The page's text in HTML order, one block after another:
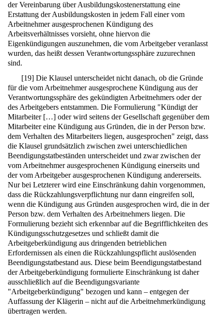
der Vereinbarung über Ausbildungskostenerstattung eine
Erstattung der Ausbildungskosten in jedem Fall einer vom
Arbeitnehmer ausgesprochenen Kündigung des
Arbeitsverhältnisses vorsieht, ohne hiervon die
Eigenkündigungen auszunehmen, die vom Arbeitgeber veranlasst
wurden, das heißt dessen Verantwortungssphäre zuzurechnen
sind.
[19] Die Klausel unterscheidet nicht danach, ob die Gründe
für die vom Arbeitnehmer ausgesprochene Kündigung aus der
Verantwortungssphäre des gekündigten Arbeitnehmers oder der
des Arbeitgebers entstammen. Die Formulierung "Kündigt der
Mitarbeiter […] oder wird seitens der Gesellschaft gegenüber dem
Mitarbeiter eine Kündigung aus Gründen, die in der Person bzw.
dem Verhalten des Mitarbeiters liegen, ausgesprochen" zeigt, dass
die Klausel grundsätzlich zwischen zwei unterschiedlichen
Beendigungstatbeständen unterscheidet und zwar zwischen der
vom Arbeitnehmer ausgesprochenen Kündigung einerseits und
der vom Arbeitgeber ausgesprochenen Kündigung andererseits.
Nur bei Letzterer wird eine Einschränkung dahin vorgenommen,
dass die Rückzahlungsverpflichtung nur dann eingreifen soll,
wenn die Kündigung aus Gründen ausgesprochen wird, die in der
Person bzw. dem Verhalten des Arbeitnehmers liegen. Die
Formulierung bezieht sich erkennbar auf die Begrifflichkeiten des
Kündigungsschutzgesetzes und schließt damit die
Arbeitgeberkündigung aus dringenden betrieblichen
Erfordernissen als einen die Rückzahlungspflicht auslösenden
Beendigungstatbestand aus. Diese beim Beendigungstatbestand
der Arbeitgeberkündigung formulierte Einschränkung ist daher
ausschließlich auf die Beendigungsvariante
"Arbeitgeberkündigung" bezogen und kann – entgegen der
Auffassung der Klägerin – nicht auf die Arbeitnehmerkündigung
übertragen werden.